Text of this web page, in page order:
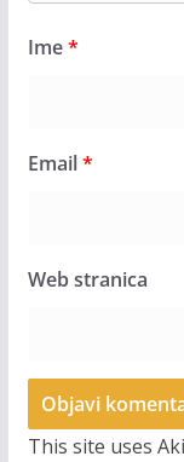
Ime*
Email*
Web stranica
This site uses